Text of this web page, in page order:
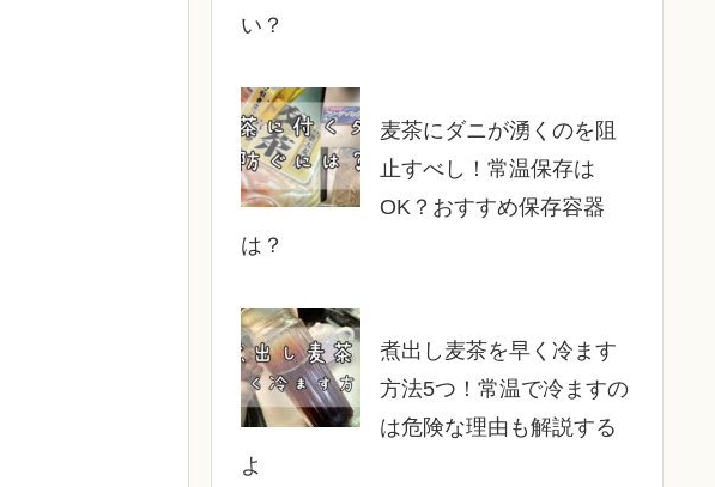
い？
麦茶にダニが湧くのを阻
止すべし！常温保存は
OK？おすすめ保存容器
は？
煮出し麦茶を早く冷ます
方法5つ！常温で冷ますの
は危険な理由も解説する
よ